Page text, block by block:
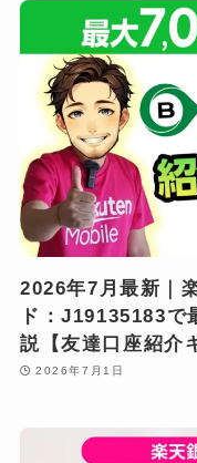
2026年7月最新｜
ド：J19135183
説【友達口座紹介
2026年7月1日